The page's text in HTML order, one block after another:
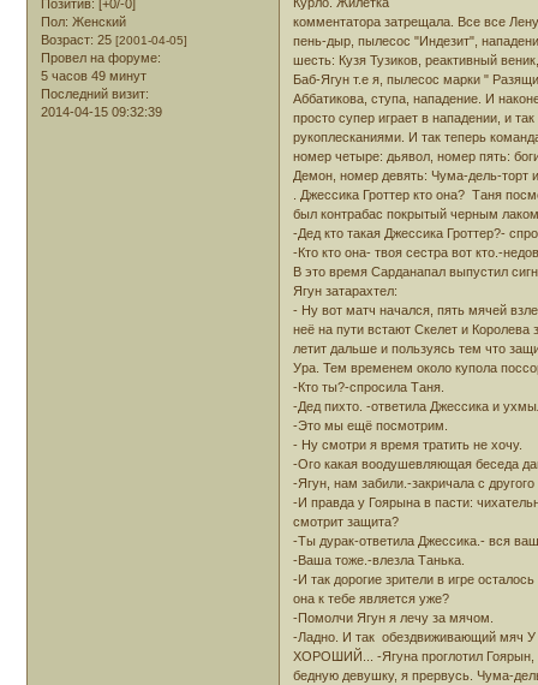
Позитив: [+0/-0]
Пол: Женский
Возраст: 25 [2001-04-05]
Провел на форуме:
5 часов 49 минут
Последний визит:
2014-04-15 09:32:39
комментатора затрещала. Все все
пень-дыр, пылесос "Индезит",
шесть: Кузя Тузиков, реактивный
Баб-Ягун т.е я, пылесос марки "
Аббатикова, ступа, нападение. И
просто супер играет в нападении, и
рукоплесканиями. И так теперь
номер четыре: дьявол, номер пять:
Демон, номер девять: Чума-дель-торт
. Джессика Гроттер кто она? Таня
был контрабас покрытый черным
-Дед кто такая Джессика Гроттер?-
-Кто кто она- твоя сестра вот кто.-
В это время Сарданапал выпустил
Ягун затарахтел:
- Ну вот матч начался, пять мячей
неё на пути встают Скелет и
летит дальше и пользуясь тем что
Ура. Тем временем около купола
-Кто ты?-спросила Таня.
-Дед пихто. -ответила Джессика и
-Это мы ещё посмотрим.
- Ну смотри я время тратить не хочу.
-Ого какая воодушевляющая беседа
-Ягун, нам забили.-закричала с
-И правда у Гоярына в пасти:
смотрит защита?
-Ты дурак-ответила Джессика.- вся
-Ваша тоже.-влезла Танька.
-И так дорогие зрители в игре
она к тебе является уже?
-Помолчи Ягун я лечу за мячом.
-Ладно. И так обездвиживающий мяч
ХОРОШИЙ... -Ягуна проглотил Гоярын,
бедную девушку, я прервусь. Чума-